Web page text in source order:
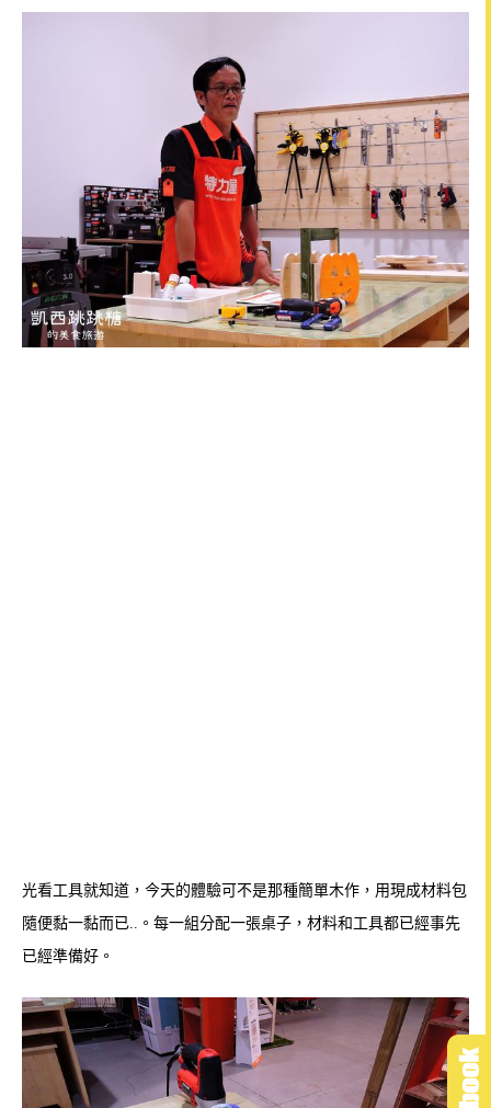
光看工具就知道，今天的體驗可不是那種簡單木作，用現成材料包
隨便黏一黏而已..。每一組分配一張桌子，材料和 工具都已經事先
已經準備好。